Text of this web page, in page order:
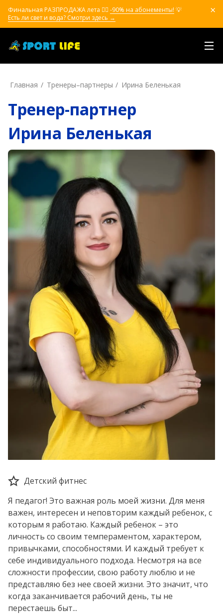
Финальная РАЗПРОДАЖА лета ❤️‍🔥 -90% на абонементы! 💡
Есть ли свет и вода? Смотри здесь →
Главная Тренеры–пapтнepы Ирина Беленькая
Тренер-партнер
Ирина Беленькая
Детский фитнес
Я педагог! Это важная роль моей жизни. Для меня
важен, интересен и неповторим каждый ребенок, с
которым я работаю. Каждый ребенок – это
личность со своим темпераментом, характером,
привычками, способностями. И каждый требует к
себе индивидуального подхода. Несмотря на все
сложности профессии, свою работу люблю и не
представляю без нее своей жизни. Это значит, что
когда заканчивается рабочий день, ты не
перестаешь быт...